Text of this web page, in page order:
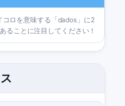
ロを意味する「dados」に2
ることに注目してください！